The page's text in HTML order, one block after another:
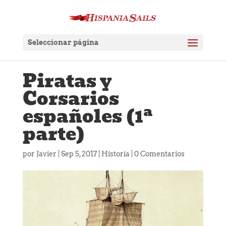
Seleccionar página
Piratas y
Corsarios
españoles (1ª
parte)
por Javier Sep 5, 2017| Historia 0 Comentarios